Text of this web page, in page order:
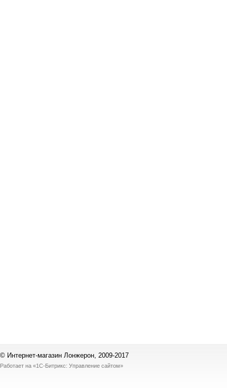
© Интернет-магазин Лонжерон, 2009-2017
Работает на «1С-Битрикс: Управление сайтом»